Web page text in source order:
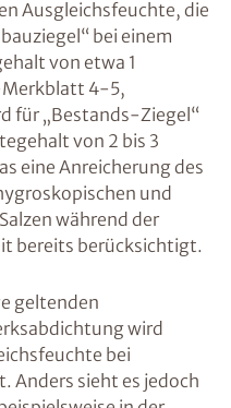
Ausgleichsfeuchte, die
bei einem
von etwa 1
Merkblatt 4-5,
für „Bestands-Ziegel“
von 2 bis 3
eine Anreicherung des
und
während der
bereits berücksichtigt.
geltenden
wird
bei
Anders sieht es jedoch